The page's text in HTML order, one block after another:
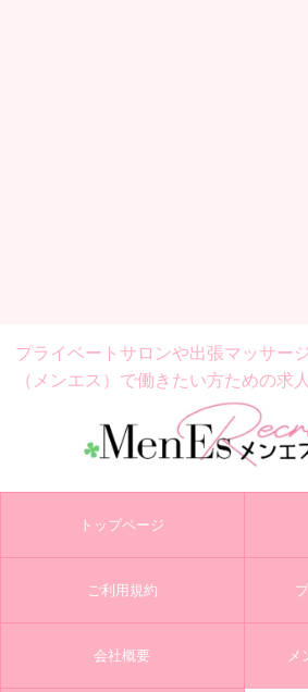
プライベートサロンや出張マッサー
（メンエス）で働きたい方ための求
トップページ
ご利用規約
会社概要 メ